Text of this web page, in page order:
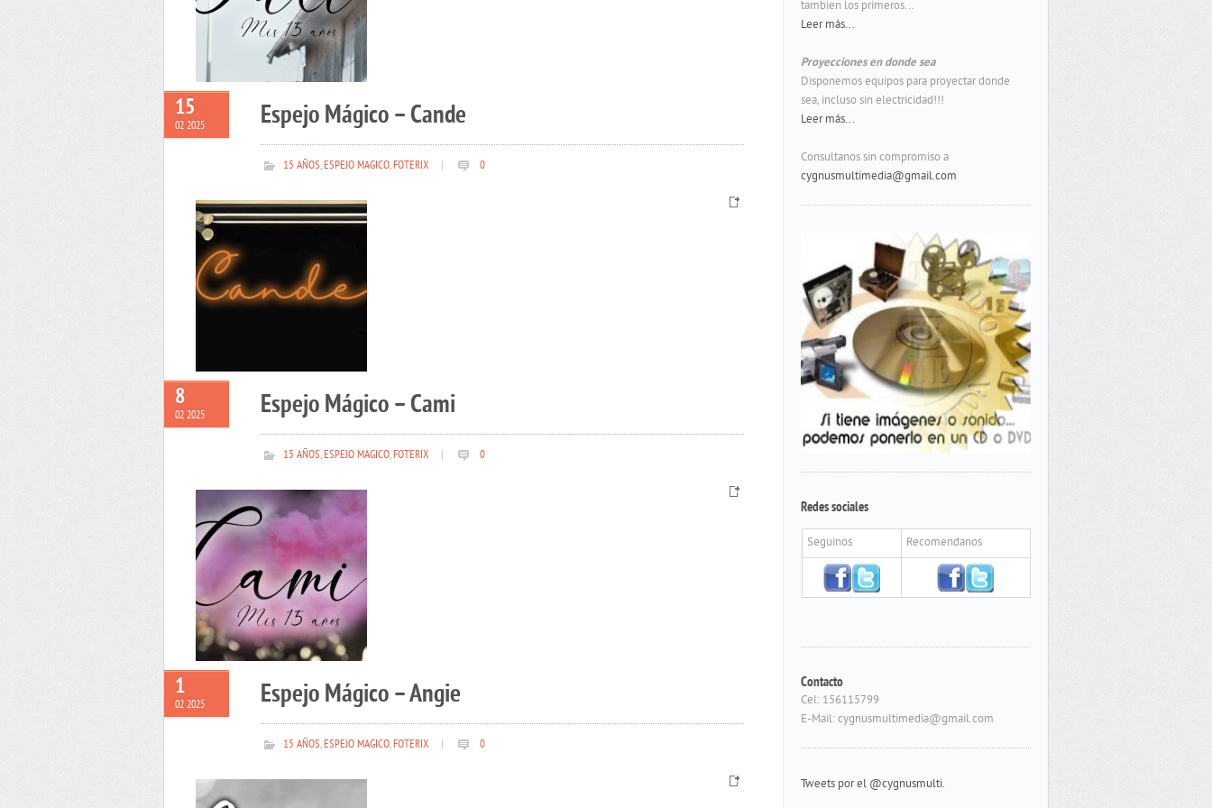
15
02 2025 Espejo Mágico – Cande
15 AÑOS,ESPEJO MAGICO,FOTERIX 0
8
02 2025 Espejo Mágico – Cami
15 AÑOS,ESPEJO MAGICO,FOTERIX 0
1
02 2025 Espejo Mágico – Angie
15 AÑOS,ESPEJO MAGICO,FOTERIX 0
tambien los primeros...
Leer más...
Proyecciones en donde sea
Disponemos equipos para proyectar donde
sea, incluso sin electricidad!!!
Leer más...
Consultanos sin compromiso a
cygnusmultimedia@gmail.com
Redes sociales
Seguinos
Contacto
E-Mail: cygnusmultimedia@gmail.com
Tweets por el @cygnusmulti.